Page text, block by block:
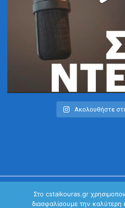
Ακολουθήστε
© Χρήστος Σταϊκούρας | All Rights
Στο cstaikouras.gr
διασφαλίσουμε την καλύτερη